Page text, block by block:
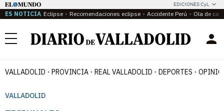
EDICIONES CyL
ES NOTICIA Eclipse Recomendaciones eclipse Accidente Perú Ola de
Menú
VALLADOLID PROVINCIA REAL VALLADOLID DEPORTES
VALLADOLID